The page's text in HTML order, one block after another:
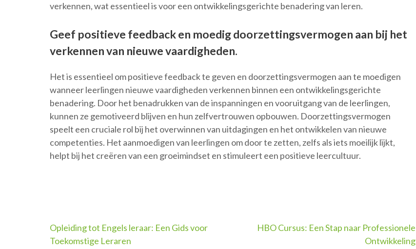
verkennen, wat essentieel is voor een ontwikkelingsgerichte benadering van leren.
Geef positieve feedback en moedig doorzettingsvermogen aan bij het
verkennen van nieuwe vaardigheden.
Het is essentieel om positieve feedback te geven en doorzettingsvermogen aan te moedigen
wanneer leerlingen nieuwe vaardigheden verkennen binnen een ontwikkelingsgerichte
benadering. Door het benadrukken van de inspanningen en vooruitgang van de leerlingen,
kunnen ze gemotiveerd blijven en hun zelfvertrouwen opbouwen. Doorzettingsvermogen
speelt een cruciale rol bij het overwinnen van uitdagingen en het ontwikkelen van nieuwe
competenties. Het aanmoedigen van leerlingen om door te zetten, zelfs als iets moeilijk lijkt,
helpt bij het creëren van een groeimindset en stimuleert een positieve leercultuur.
Berichtnavigatie
Opleiding tot Engels leraar: Een Gids voor
Toekomstige Leraren
HBO Cursus: Een Stap naar Professionele
Ontwikkeling